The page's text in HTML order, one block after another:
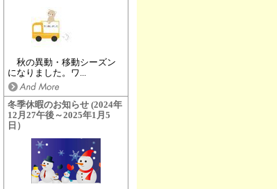
秋の異動・移動シーズン
になりました。ワ...
冬季休暇のお知らせ (2024年
12月27午後～2025年1月5
日）